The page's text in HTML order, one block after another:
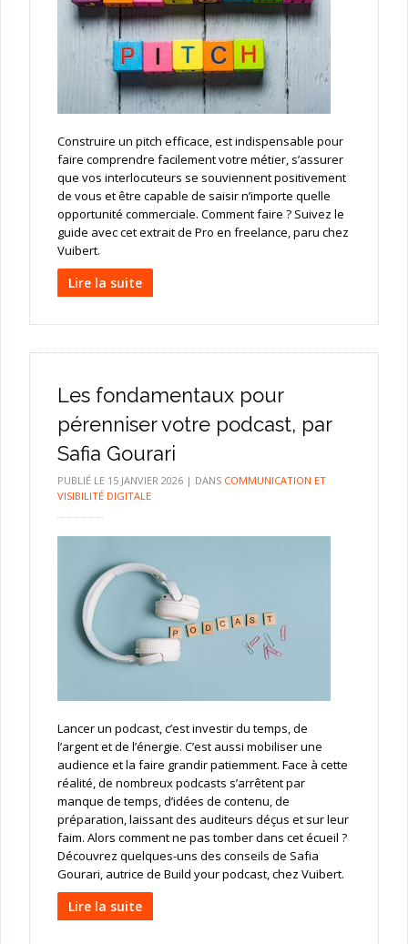
Construire un pitch efficace, est indispensable pour
faire comprendre facilement votre métier, s’assurer
que vos interlocuteurs se souviennent positivement
de vous et être capable de saisir n’importe quelle
opportunité commerciale. Comment faire ? Suivez le
guide avec cet extrait de Pro en freelance, paru chez
Vuibert.
Lire la suite
Les fondamentaux pour
pérenniser votre podcast, par
Safia Gourari
PUBLIÉ LE 15 JANVIER 2026| DANS COMMUNICATION ET
VISIBILITÉ DIGITALE
Lancer un podcast, c’est investir du temps, de
l’argent et de l’énergie. C’est aussi mobiliser une
audience et la faire grandir patiemment. Face à cette
réalité, de nombreux podcasts s’arrêtent par
manque de temps, d’idées de contenu, de
préparation, laissant des auditeurs déçus et sur leur
faim. Alors comment ne pas tomber dans cet écueil ?
Découvrez quelques-uns des conseils de Safia
Gourari, autrice de Build your podcast, chez Vuibert.
Lire la suite